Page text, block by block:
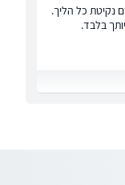
נקיטת כל הליך.
בלבד.